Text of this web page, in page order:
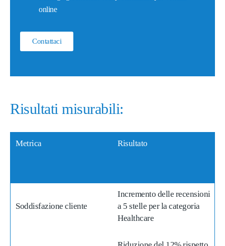
online
Contattaci
Risultati misurabili:
Metrica Risultato
Soddisfazione cliente
Incremento delle recensioni
a 5 stelle per la categoria
Healthcare